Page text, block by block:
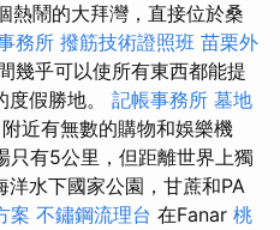
熱鬧的大拜灣，直接位於桑
務所 撥筋技術證照班 苗栗外
幾乎可以使所有東西都能提
假勝地。 記帳事務所 墓地
近有無數的購物和娛樂機
只有5公里，但距離世界上獨
水下國家公園，甘蔗和PA
案 不鏽鋼流理台 在Fanar 桃